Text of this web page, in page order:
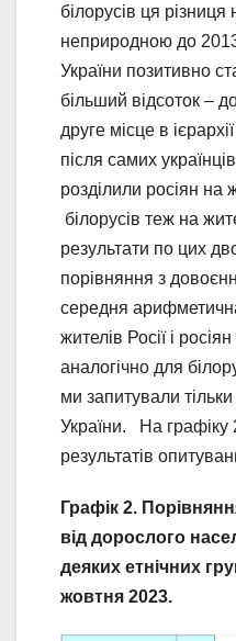
білорусів ця
неприродною до
України позитивно
більший відсоток –
друге місце в
після самих
розділили росіян на
білорусів теж на
результати по цих
порівняння з
середня
жителів Росії і
аналогічно для
ми запитували
України. На графіку
результатів
Графік 2.
від дорослого
деяких етнічних
жовтня 2023.